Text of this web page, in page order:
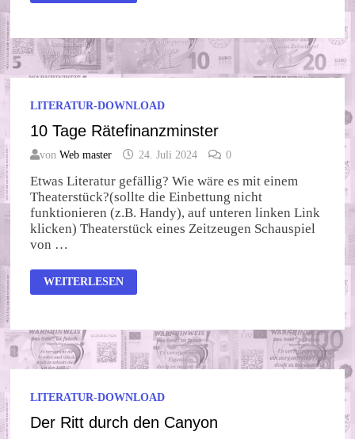
LITERATUR-DOWNLOAD
10 Tage Rätefinanzminster
vonWeb master 24. Juli 2024 0
Etwas Literatur gefällig? Wie wäre es mit einem
Theaterstück?(sollte die Einbettung nicht
funktionieren (z.B. Handy), auf unteren linken Link
klicken) Theaterstück eines Zeitzeugen Schauspiel
von …
10
TAGE
WEITERLESEN
LITERATUR-DOWNLOAD
Der Ritt durch den Canyon